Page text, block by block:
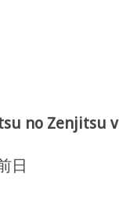
no Zenjitsu
日